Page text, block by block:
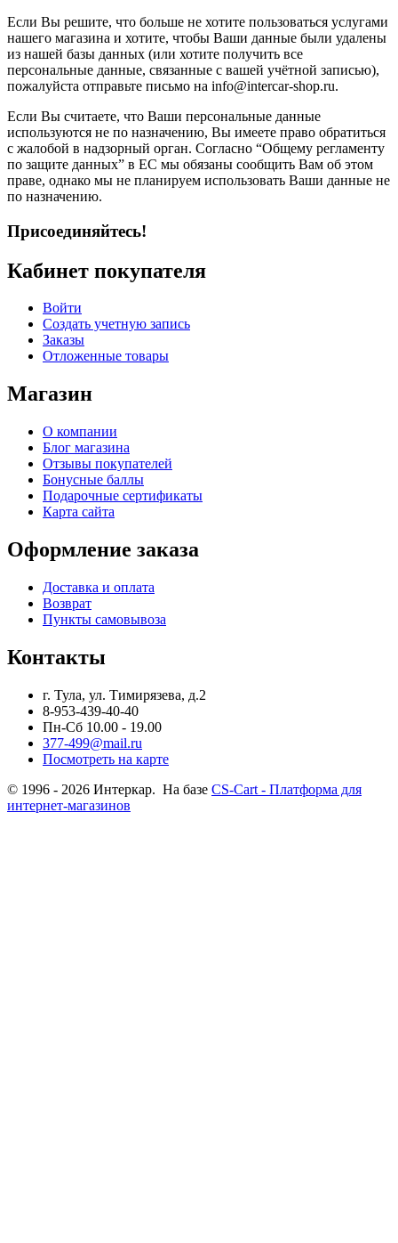
Если Вы решите, что больше не хотите пользоваться услугами
нашего магазина и хотите, чтобы Ваши данные были удалены
из нашей базы данных (или хотите получить все
персональные данные, связанные с вашей учётной записью),
пожалуйста отправьте письмо на info@intercar-shop.ru.
Если Вы считаете, что Ваши персональные данные
используются не по назначению, Вы имеете право обратиться
с жалобой в надзорный орган. Согласно “Общему регламенту
по защите данных” в ЕС мы обязаны сообщить Вам об этом
праве, однако мы не планируем использовать Ваши данные не
по назначению.
Присоединяйтесь!
Кабинет покупателя
Войти
Создать учетную запись
Заказы
Отложенные товары
Магазин
О компании
Блог магазина
Отзывы покупателей
Бонусные баллы
Подарочные сертификаты
Карта сайта
Оформление заказа
Доставка и оплата
Возврат
Пункты самовывоза
Контакты
г. Тула, ул. Тимирязева, д.2
8-953-439-40-40
Пн-Сб 10.00 - 19.00
377-499@mail.ru
Посмотреть на карте
© 1996 - 2026 Интеркар. На базе CS-Cart - Платформа для
интернет-магазинов